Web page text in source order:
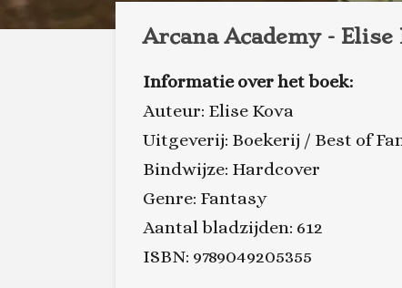
Arcana Academy - Elise
Informatie over het boek:
Auteur: Elise Kova
Uitgeverij: Boekerij / Best of
Bindwijze: Hardcover
Genre: Fantasy
Aantal bladzijden: 612
ISBN: 9789049205355